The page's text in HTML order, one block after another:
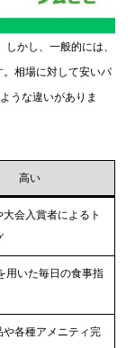
かし、一般的には、
相場に対して安いパ
うな違いがありま
高い
会入賞者によるト
用いた毎日の食事指
や各種アメニティ完